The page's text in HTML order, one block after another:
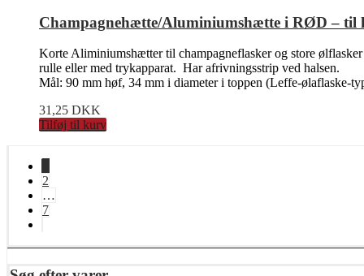
Champagnehætte/Aluminiumshætte i RØD – til
Korte Aliminiumshætter til champagneflasker og store
rulle eller med trykapparat. Har afrivningsstrip ved halsen.
Mål: 90 mm høf, 34 mm i diameter i toppen (Leffe-ølaflaske-
31,25 DKK
Tilføj til kurv
2
…
7